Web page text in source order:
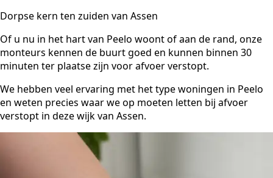
Dorpse kern ten zuiden van Assen
Of u nu in het hart van Peelo woont of aan de rand, onze
monteurs kennen de buurt goed en kunnen binnen 30
minuten ter plaatse zijn voor afvoer verstopt.
We hebben veel ervaring met het type woningen in Peelo
en weten precies waar we op moeten letten bij afvoer
verstopt in deze wijk van Assen.